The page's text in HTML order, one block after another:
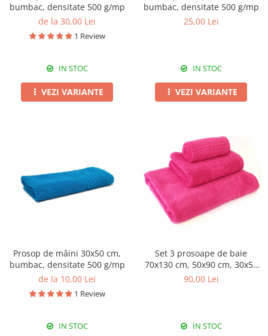
bumbac, densitate 500 g/mp
de la 30,00 Lei
1 Review
IN STOC
VEZI VARIANTE
bumbac, densitate 500 g/mp
25,00 Lei
IN STOC
VEZI VARIANTE
Prosop de mâini 30x50 cm,
bumbac, densitate 500 g/mp
de la 10,00 Lei
1 Review
IN STOC
Set 3 prosoape de baie
70x130 cm, 50x90 cm, 30x50
cm, bumbac, fucsia
90,00 Lei
IN STOC